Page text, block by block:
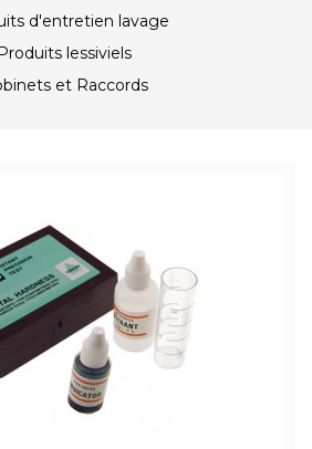
d'entretien lavage
Produits lessiviels
et Raccords